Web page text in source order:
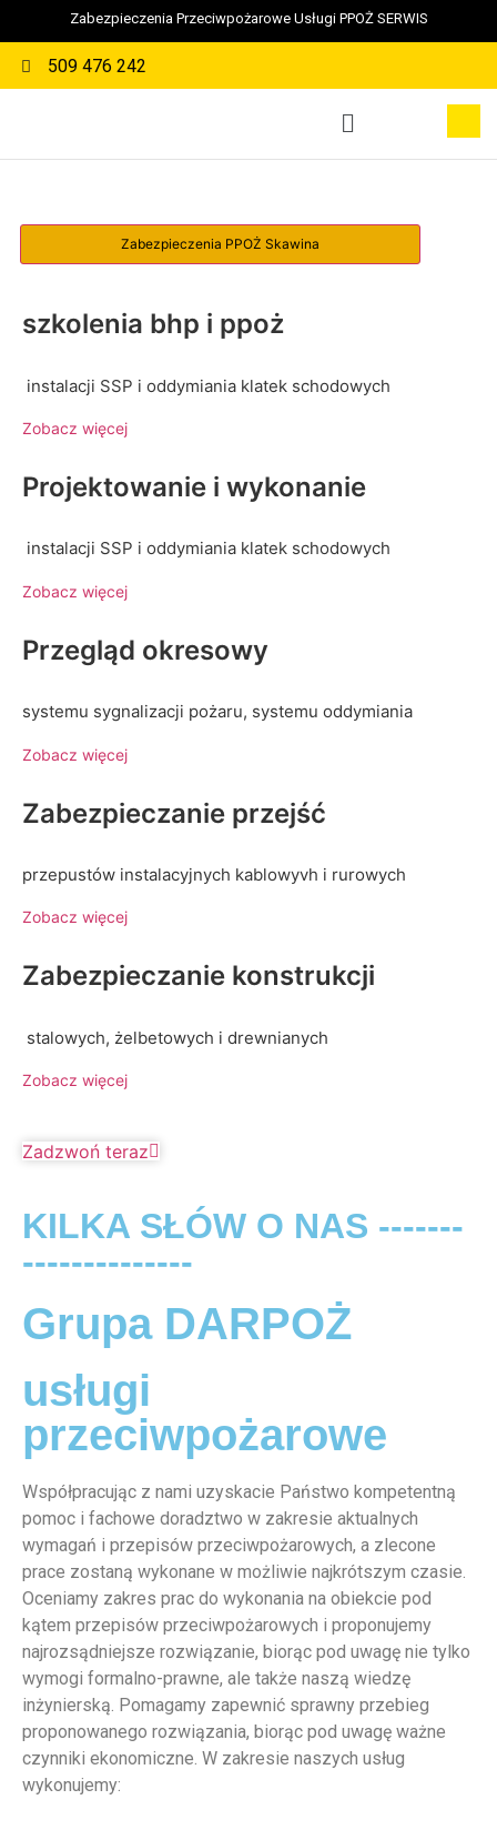
Zabezpieczenia Przeciwpożarowe Usługi PPOŻ SERWIS
509 476 242
szkolenia bhp i ppoż
instalacji SSP i oddymiania klatek schodowych
Zobacz więcej
Projektowanie i wykonanie
instalacji SSP i oddymiania klatek schodowych
Zobacz więcej
Przegląd okresowy
systemu sygnalizacji pożaru, systemu oddymiania
Zobacz więcej
Zabezpieczanie przejść
przepustów instalacyjnych kablowyvh i rurowych
Zobacz więcej
Zabezpieczanie konstrukcji
stalowych, żelbetowych i drewnianych
Zobacz więcej
Zadzwoń teraz
KILKA SŁÓW O NAS -------
--------------
Grupa DARPOŻ
usługi
przeciwpożarowe
Współpracując z nami uzyskacie Państwo kompetentną
pomoc i fachowe doradztwo w zakresie aktualnych
wymagań i przepisów przeciwpożarowych, a zlecone
prace zostaną wykonane w możliwie najkrótszym czasie.
Oceniamy zakres prac do wykonania na obiekcie pod
kątem przepisów przeciwpożarowych i proponujemy
najrozsądniejsze rozwiązanie, biorąc pod uwagę nie tylko
wymogi formalno-prawne, ale także naszą wiedzę
inżynierską. Pomagamy zapewnić sprawny przebieg
proponowanego rozwiązania, biorąc pod uwagę ważne
czynniki ekonomiczne. W zakresie naszych usług
wykonujemy: